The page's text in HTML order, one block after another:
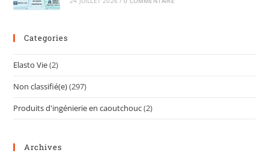
Categories
Elasto Vie(2)
Non classifié(e)(297)
Produits d'ingénierie en caoutchouc(2)
Archives